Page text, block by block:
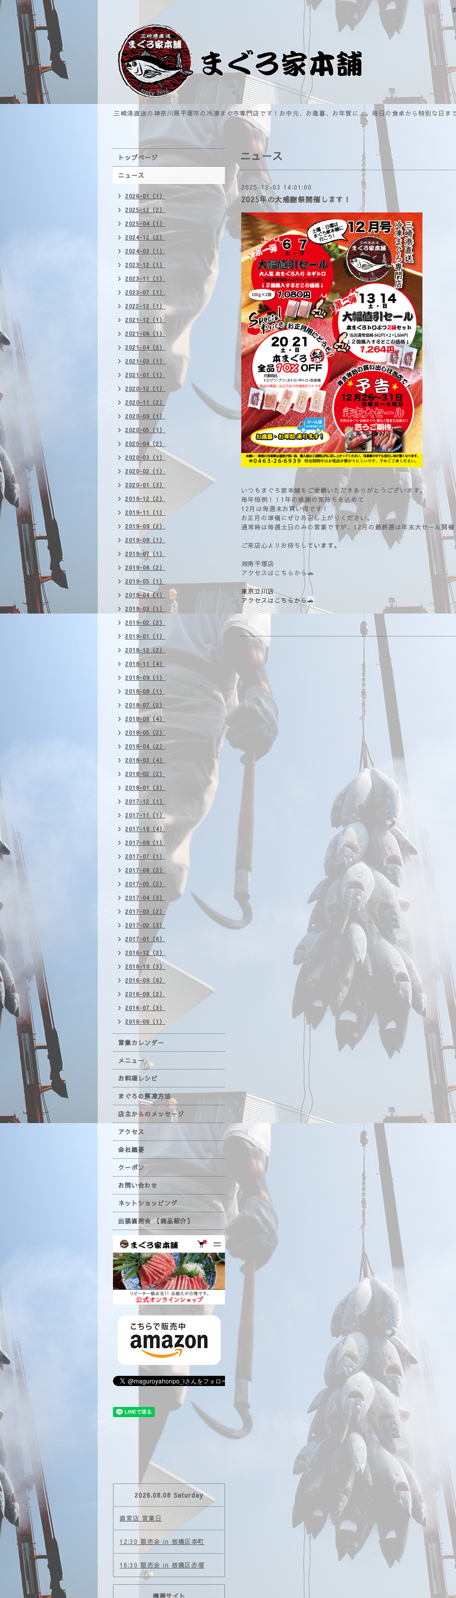
三崎港直送の神奈川県平塚市の冷凍まぐろ専門店です！お中元、お歳暮、お年賀に…。毎日の食卓から特別な日
ニュース
2025-12-03 14:01:00
2025年の大感謝祭開催します！
いつもまぐろ家本舗をご愛顧いただきありがとうございます。
毎年恒例！！1年の感謝の気持ちを込めて
12月は毎週末お買い得です！
お正月の準備にぜひお召し上がりください。
通常時は毎週土日のみの営業ですが、12月の最終週は年末大セール開
ご来店心よりお待ちし ています。
湘南平塚店
アクセスはこちらから🚗
東京立川店
アクセスはこちらから🚗
トップページ
ニュース
2026-01（1）
2025-12（2）
2025-04（1）
2024-12（2）
2024-03（1）
2023-12（1）
2023-11（1）
2023-07（1）
2022-12（1）
2021-12（1）
2021-06（1）
2021-04（2）
2021-03（1）
2021-01（1）
2020-12（1）
2020-11（2）
2020-09（1）
2020-05（1）
2020-04（2）
2020-03（1）
2020-02（1）
2020-01（3）
2019-12（2）
2019-11（1）
2019-09（2）
2019-08（1）
2019-07（1）
2019-06（2）
2019-05（1）
2019-04（1）
2019-03（1）
2019-02（2）
2019-01（1）
2018-12（2）
2018-11（4）
2018-09（1）
2018-08（1）
2018-07（2）
2018-06（4）
2018-05（2）
2018-04（2）
2018-03（4）
2018-02（2）
2018-01（3）
2017-12（1）
2017-11（1）
2017-10（4）
2017-09（1）
2017-07（1）
2017-06（2）
2017-05（2）
2017-04（3）
2017-03（2）
2017-02（3）
2017-01（6）
2016-12（2）
2016-10（3）
2016-09（6）
2016-08（2）
2016-07（3）
2016-06（1）
営業カレンダー
メニュー
お料理レシピ
まぐろの解凍方法
店主からのメッセージ
アクセス
会社概要
クーポン
お問い合わせ
ネットショッピング
出張直売会 【商品紹介】
2026.08.08 Saturday
直営店 営業日
12:30 販売会 in 板橋区幸町
16:30 販売会 in 板橋区赤塚
携帯サイト